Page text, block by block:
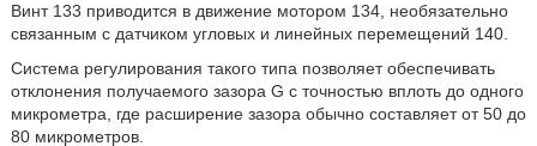
Винт 133 приводится в движение мотором 134, необязательно
связанным с датчиком угловых и линейных перемещений 140.
Система регулирования такого типа позволяет обеспечивать
отклонения получаемого зазора G с точностью вплоть до одного
микрометра, где расширение зазора обычно составляет от 50 до
80 микрометров.